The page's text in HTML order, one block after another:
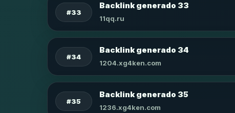
#33
Backlink generado 33
11qq.ru
#34
Backlink generado 34
1204.xg4ken.com
#35
Backlink generado 35
1236.xg4ken.com